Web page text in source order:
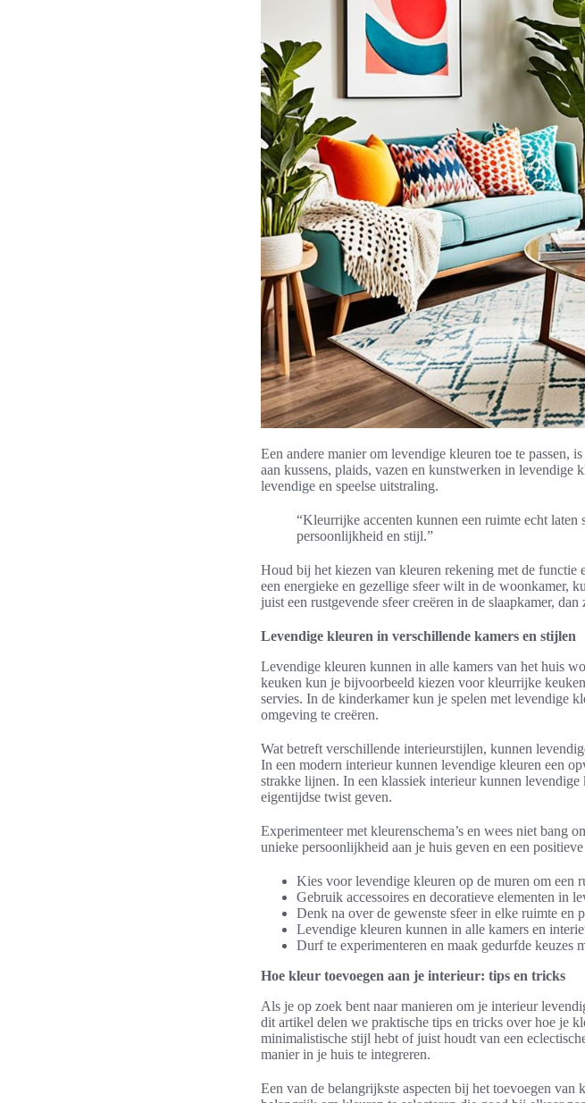
Een andere manier om levendige kleuren toe te passen,
aan kussens, plaids, vazen en kunstwerken in levendige
levendige en speelse uitstraling.
“Kleurrijke accenten kunnen een ruimte echt
persoonlijkheid en stijl.”
Houd bij het kiezen van kleuren rekening met de
een energieke en gezellige sfeer wilt in de woonkamer,
juist een rustgevende sfeer creëren in de slaapkamer,
Levendige kleuren in verschillende kamers en stijlen
Levendige kleuren kunnen in alle kamers van het huis
keuken kun je bijvoorbeeld kiezen voor kleurrijke
servies. In de kinderkamer kun je spelen met levendige
omgeving te creëren.
Wat betreft verschillende interieurstijlen, kunnen
In een modern interieur kunnen levendige kleuren een
strakke lijnen. In een klassiek interieur kunnen
eigentijdse twist geven.
Experimenteer met kleurenschema’s en wees niet bang
unieke persoonlijkheid aan je huis geven en een
Kies voor levendige kleuren op de muren om een
Gebruik accessoires en decoratieve elementen in
Denk na over de gewenste sfeer in elke ruimte en
Levendige kleuren kunnen in alle kamers en
Durf te experimenteren en maak gedurfde keuzes
Hoe kleur toevoegen aan je interieur: tips en tricks
Als je op zoek bent naar manieren om je interieur
dit artikel delen we praktische tips en tricks over hoe je
minimalistische stijl hebt of juist houdt van een
manier in je huis te integreren.
Een van de belangrijkste aspecten bij het toevoegen van